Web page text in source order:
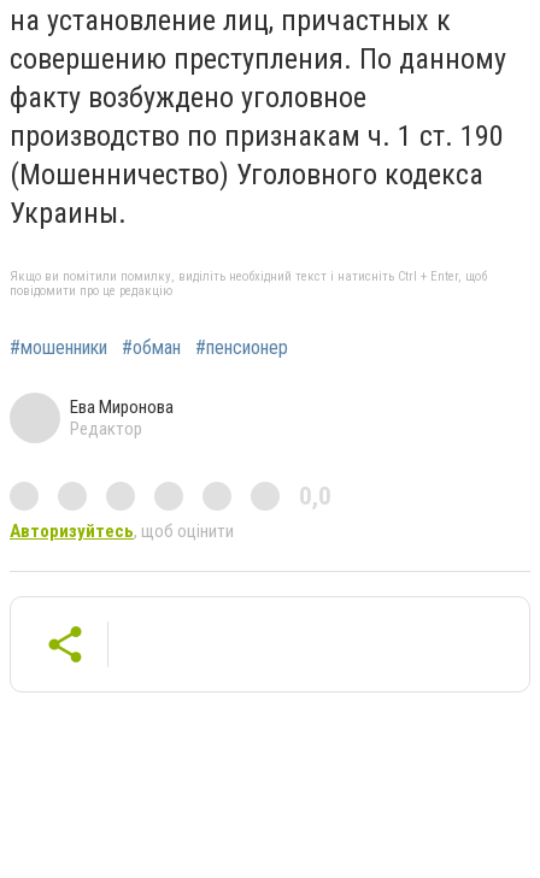
на установление лиц, причастных к
совершению преступления. По данному
факту возбуждено уголовное
производство по признакам ч. 1 ст. 190
(Мошенничество) Уголовного кодекса
Украины.
Якщо ви помітили помилку, виділіть необхідний текст і натисніть Ctrl + Enter, щоб
повідомити про це редакцію
#мошенники #обман #пенсионер
Ева Миронова
Редактор
0,0
Авторизуйтесь, щоб оцінити